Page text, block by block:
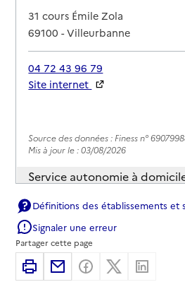
Adresse
31 cours Émile Zola
69100-Villeurbanne
04 72 43 96 79
Site internet
Source des données : Finess n°
Mis à jour le : 03/08/2026
Service autonomie à
Adiham
Adresse
31 cours Émile Zola - BP 2017
69100-Villeurbanne
04 72 43 96 79
Définitions des établissements et
Signaler une erreur
Partager cette page
ImprimerPartager par email
Partager surPartager sur X